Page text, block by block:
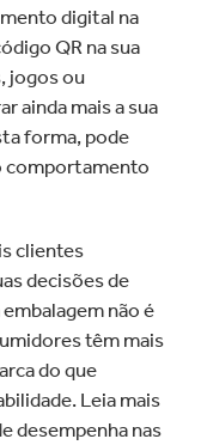
digital na
QR na sua
jogos ou
ainda mais a sua
forma, pode
comportamento
clientes
decisões de
não é
têm mais
do que
Leia mais
desempenha nas